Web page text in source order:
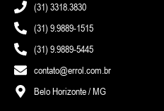
(31) 3318.3830
(31) 9.9889-1515
(31) 9.9889-5445
contato@errol.com.br
Belo Horizonte / MG